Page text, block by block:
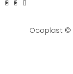
Ocoplast ©